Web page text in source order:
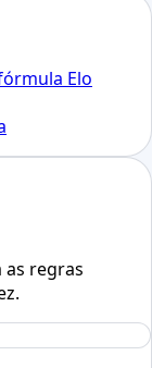
Elo
as regras